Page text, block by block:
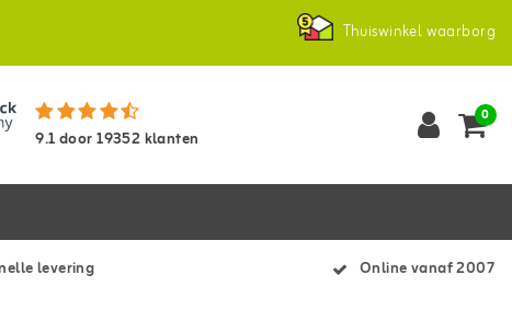
Thuiswinkel waarborg
9.1door19352klanten
0
levering Online vanaf 2007